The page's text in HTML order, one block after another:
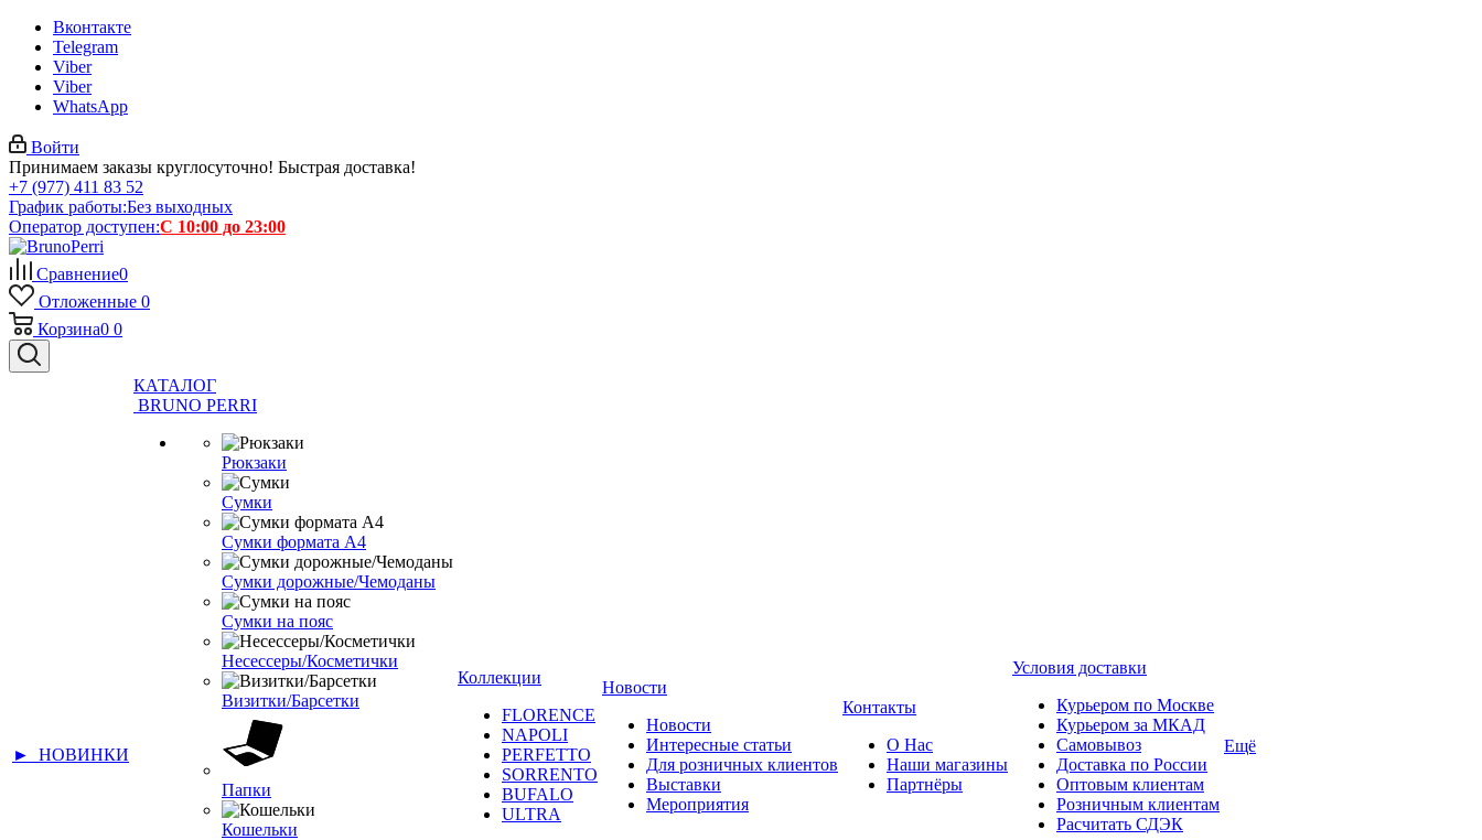
Вконтакте
Telegram
Viber
Viber
WhatsApp
Войти
Принимаем заказы круглосуточно! Быстрая доставка!
+7 (977) 411 83 52
График работы:Без выходных
Оператор доступен:С 10:00 до 23:00
Сравнение0
Отложенные 0
Корзина0 0
► НОВИНКИ
КАТАЛОГ
BRUNO PERRI
Рюкзаки
Сумки
Сумки формата А4
Сумки дорожные/Чемоданы
Сумки на пояс
Несессеры/Косметички
Визитки/Барсетки
Папки
Кошельки
Коллекции
FLORENCE
NAPOLI
PERFETTO
SORRENTO
BUFALO
ULTRA
Новости
Новости
Интересные статьи
Для розничных клиентов
Выставки
Мероприятия
Контакты
О Нас
Наши магазины
Партнёры
Условия доставки
Курьером по Москве
Курьером за МКАД
Самовывоз
Доставка по России
Оптовым клиентам
Розничным клиентам
Расчитать СДЭК
Ещё